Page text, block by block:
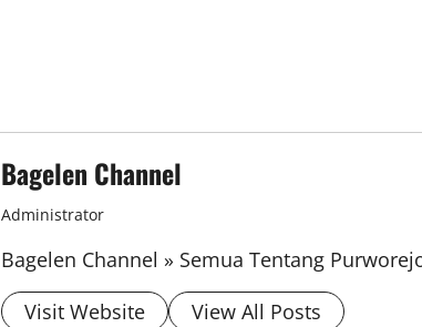
Bagelen Channel
Administrator
Bagelen Channel » Semua Tentang
Visit Website
View All Posts